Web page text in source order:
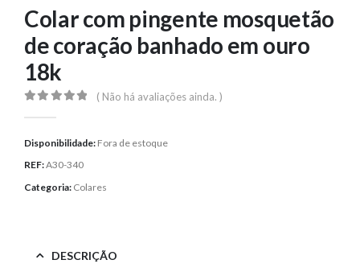
Colar com pingente mosquetão
de coração banhado em ouro
18k
( Não há avaliações ainda. )
Disponibilidade: Fora de estoque
REF:A30-340
Categoria: Colares
DESCRIÇÃO